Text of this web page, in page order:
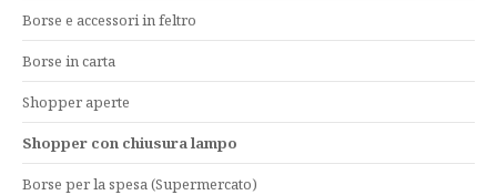
Borse e accessori in feltro
Borse in carta
Shopper aperte
Shopper con chiusura lampo
Borse per la spesa (Supermercato)